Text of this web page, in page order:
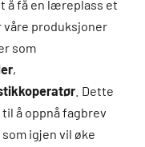
å få en læreplass et
produksjoner
som
,
. Dette
å oppnå fagbrev
igjen vil øke